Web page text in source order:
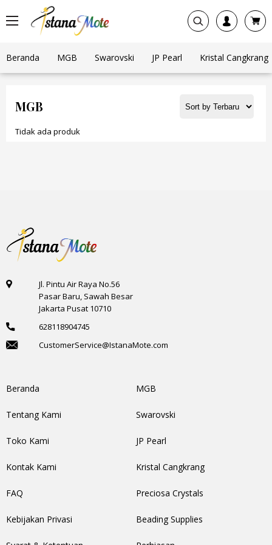
Beranda MGB Swarovski JP Pearl Kristal Cangkrang
MGB
Tidak ada produk
Jl. Pintu Air Raya No.56
Pasar Baru, Sawah Besar
Jakarta Pusat 10710
628118904745
CustomerService@IstanaMote.com
Beranda
Tentang Kami
Toko Kami
Kontak Kami
FAQ
Kebijakan Privasi
MGB
Swarovski
JP Pearl
Kristal Cangkrang
Preciosa Crystals
Beading Supplies